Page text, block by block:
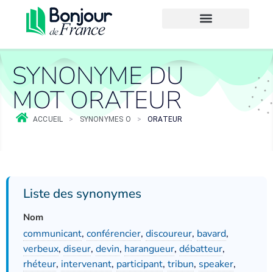
SYNONYME DU
MOT ORATEUR
ACCUEIL > SYNONYMES O > ORATEUR
Liste des synonymes
Nom
communicant, conférencier, discoureur, bavard,
verbeux, diseur, devin, harangueur, débatteur,
rhéteur, intervenant, participant, tribun, speaker,